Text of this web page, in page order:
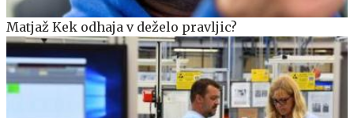
Matjaž Kek odhaja v deželo pravljic?